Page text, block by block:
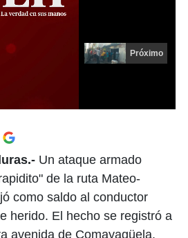
Próximo
Un ataque armado
de la ruta Mateo-
como saldo al conductor
herido. El hecho se registró a
avenida de Comayagüela.